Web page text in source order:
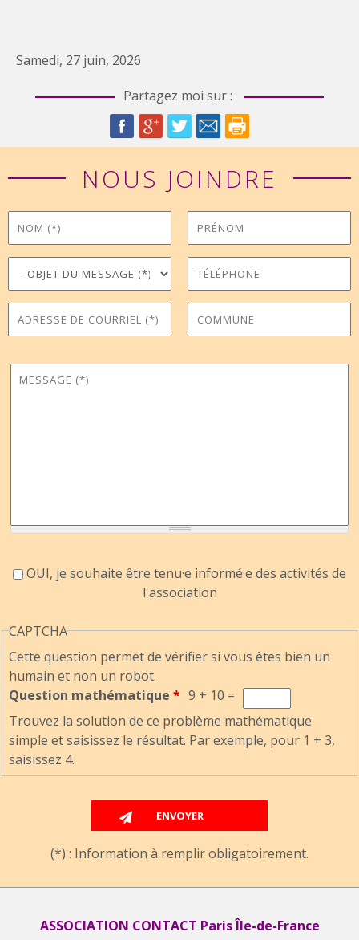
Samedi, 27 juin, 2026
Partagez moi sur :
NOUS JOINDRE
Nom*
Prénom
Objet du message *
Téléphone
Adresse de courriel*
Commune
Message*
Accord information
OUI, je souhaite être tenu·e informé·e des activités de
l'association
CAPTCHA
Cette question permet de vérifier si vous êtes bien un
humain et non un robot.
Question mathématique * 9 + 10 =
Trouvez la solution de ce problème mathématique
simple et saisissez le résultat. Par exemple, pour 1 + 3,
saisissez 4.
(*) : Information à remplir obligatoirement.
ASSOCIATION CONTACT Paris Île-de-France